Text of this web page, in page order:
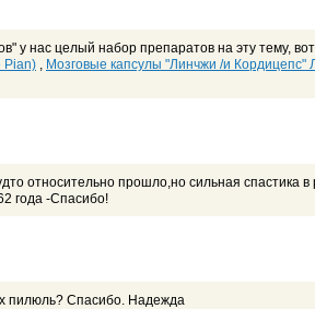
у нас целый набор препаратов на эту тему,
Pian) , Мозговые капсулы "Линчжи /и Кордицепс"
относительно прошло,но сильная спастика в
года -Спасибо!
пилюль? Спасибо. Надежда